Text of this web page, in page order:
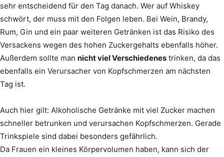
sehr entscheidend für den Tag danach. Wer auf Whiskey
schwört, der muss mit den Folgen leben. Bei Wein, Brandy,
Rum, Gin und ein paar weiteren Getränken ist das Risiko des
Versackens wegen des hohen Zuckergehalts ebenfalls höher.
Außerdem sollte man nicht viel Verschiedenes trinken, da das
ebenfalls ein Verursacher von Kopfschmerzen am nächsten
Tag ist.
Auch hier gilt: Alkoholische Getränke mit viel Zucker machen
schneller betrunken und verursachen Kopfschmerzen. Gerade
Trinkspiele sind dabei besonders gefährlich.
Da Frauen ein kleines Körpervolumen haben, kann sich der